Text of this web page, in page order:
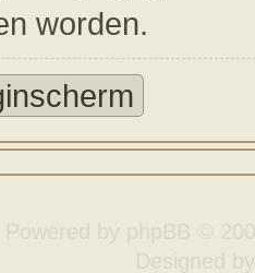
worden.